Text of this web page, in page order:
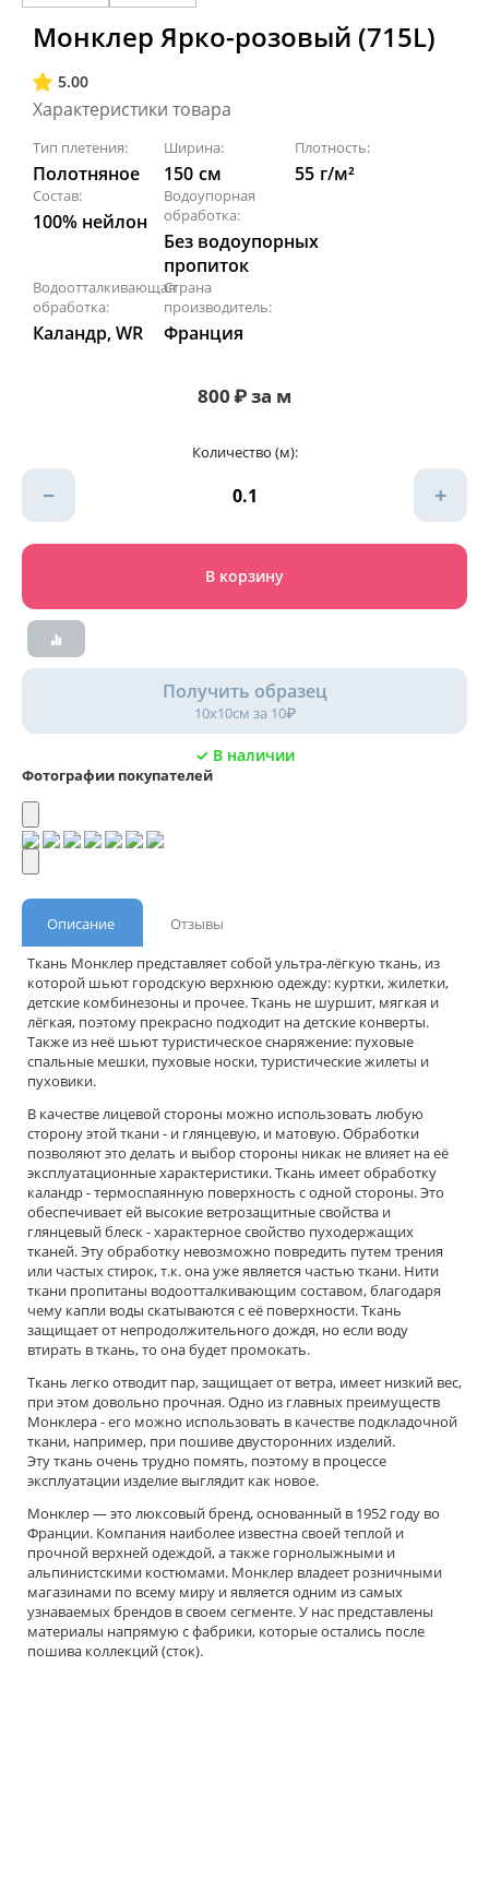
Монклер Ярко-розовый (715L)
5.00
Характеристики товара
Тип плетения:
Полотняное
Ширина:
150 см
Плотность:
55 г/м²
Состав:
100% нейлон
Водоупорная
обработка:
Без водоупорных
пропиток
Водоотталкивающая
обработка:
Каландр, WR
Страна
производитель:
Франция
800₽за м
Количество (м):
− +
В корзину
Получить образец
10х10см за 10₽
✓ В наличии
Фотографии покупателей
Описание
Отзывы
Ткань Монклер представляет собой ультра-лёгкую ткань, из
которой шьют городскую верхнюю одежду: куртки, жилетки,
детские комбинезоны и прочее. Ткань не шуршит, мягкая и
лёгкая, поэтому прекрасно подходит на детские конверты.
Также из неё шьют туристическое снаряжение: пуховые
спальные мешки, пуховые носки, туристические жилеты и
пуховики.
В качестве лицевой стороны можно использовать любую
сторону этой ткани - и глянцевую, и матовую. Обработки
позволяют это делать и выбор стороны никак не влияет на её
эксплуатационные характеристики. Ткань имеет обработку
каландр - термоспаянную поверхность с одной стороны. Это
обеспечивает ей высокие ветрозащитные свойства и
глянцевый блеск - характерное свойство пуходержащих
тканей. Эту обработку невозможно повредить путем трения
или частых стирок, т.к. она уже является частью ткани. Нити
ткани пропитаны водоотталкивающим составом, благодаря
чему капли воды скатываются с её поверхности. Ткань
защищает от непродолжительного дождя, но если воду
втирать в ткань, то она будет промокать.
Ткань легко отводит пар, защищает от ветра, имеет низкий вес,
при этом довольно прочная. Одно из главных преимуществ
Монклера - его можно использовать в качестве подкладочной
ткани, например, при пошиве двусторонних изделий.
Эту ткань очень трудно помять, поэтому в процессе
эксплуатации изделие выглядит как новое.
Монклер — это люксовый бренд, основанный в 1952 году во
Франции. Компания наиболее известна своей теплой и
прочной верхней одеждой, а также горнолыжными и
альпинистскими костюмами. Монклер владеет розничными
магазинами по всему миру и является одним из самых
узнаваемых брендов в своем сегменте. У нас представлены
материалы напрямую с фабрики, которые остались после
пошива коллекций (сток).